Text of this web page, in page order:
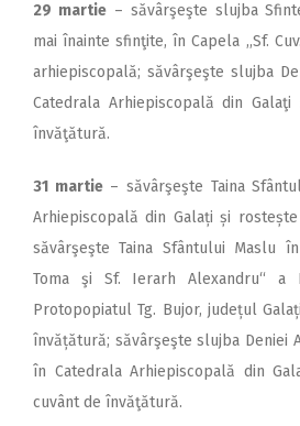
29 martie– săvârşeşte slujba
mai înainte sfinţite, în Capela ,,Sf.
arhiepiscopală; săvârşeşte slujba
Catedrala Arhiepiscopală din
învăţătură.
31 martie – săvârşeşte Taina
Arhiepiscopală din Galați și
săvârşeşte Taina Sfântului Maslu
Toma şi Sf. Ierarh Alexandru“ a
Protopopiatul Tg. Bujor, județul
învățătură; săvârşeşte slujba Deniei
în Catedrala Arhiepiscopală din
cuvânt de învăţătură.